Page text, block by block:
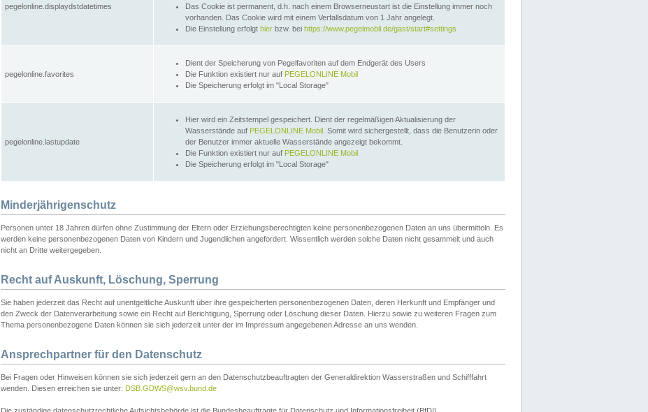
pegelonline.displaydstdatetimes
Das Cookie ist permanent, d.h. nach einem Browserneustart ist die Einstellung immer noch
vorhanden. Das Cookie wird mit einem Verfallsdatum von 1 Jahr angelegt.
Die Einstellung erfolgt hier bzw. bei https://www.pegelmobil.de/gast/start#settings
pegelonline.favorites
Dient der Speicherung von Pegelfavoriten auf dem Endgerät des Users
Die Funktion existiert nur auf PEGELONLINE Mobil
Die Speicherung erfolgt im "Local Storage"
pegelonline.lastupdate
Hier wird ein Zeitstempel gespeichert. Dient der regelmäßigen Aktualisierung der
Wasserstände auf PEGELONLINE Mobil . Somit wird sichergestellt, dass die Benutzerin oder
der Benutzer immer aktuelle Wasserstände angezeigt bekommt.
Die Funktion existiert nur auf PEGELONLINE Mobil
Die Speicherung erfolgt im "Local Storage"
Minderjährigenschutz
Personen unter 18 Jahren dürfen ohne Zustimmung der Eltern oder Erziehungsberechtigten keine personenbezogenen Daten an uns übermitteln. Es
werden keine personenbezogenen Daten von Kindern und Jugendlichen angefordert. Wissentlich werden solche Daten nicht gesammelt und auch
nicht an Dritte weitergegeben.
Recht auf Auskunft, Löschung, Sperrung
Sie haben jederzeit das Recht auf unentgeltliche Auskunft über ihre gespeicherten personenbezogenen Daten, deren Herkunft und Empfänger und
den Zweck der Datenverarbeitung sowie ein Recht auf Berichtigung, Sperrung oder Löschung dieser Daten. Hierzu sowie zu weiteren Fragen zum
Thema personenbezogene Daten können sie sich jederzeit unter der im Impressum angegebenen Adresse an uns wenden.
Ansprechpartner für den Datenschutz
Bei Fragen oder Hinweisen können sie sich jederzeit gern an den Datenschutzbeauftragten der Generaldirektion Wasserstraßen und Schifffahrt
wenden. Diesen erreichen sie unter: DSB.GDWS@wsv.bund.de